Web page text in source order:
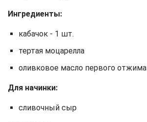
Ингредиенты:
кабачок - 1 шт.
тертая моцарелла
оливковое масло первого отжима
Для начинки:
сливочный сыр